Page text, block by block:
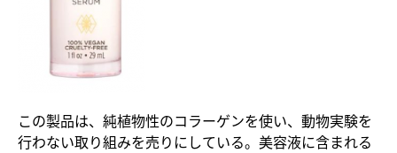
この製品は、純植物性のコラーゲンを使い、動物実験を
行わない取り組みを売りにしている。美容液に含まれる